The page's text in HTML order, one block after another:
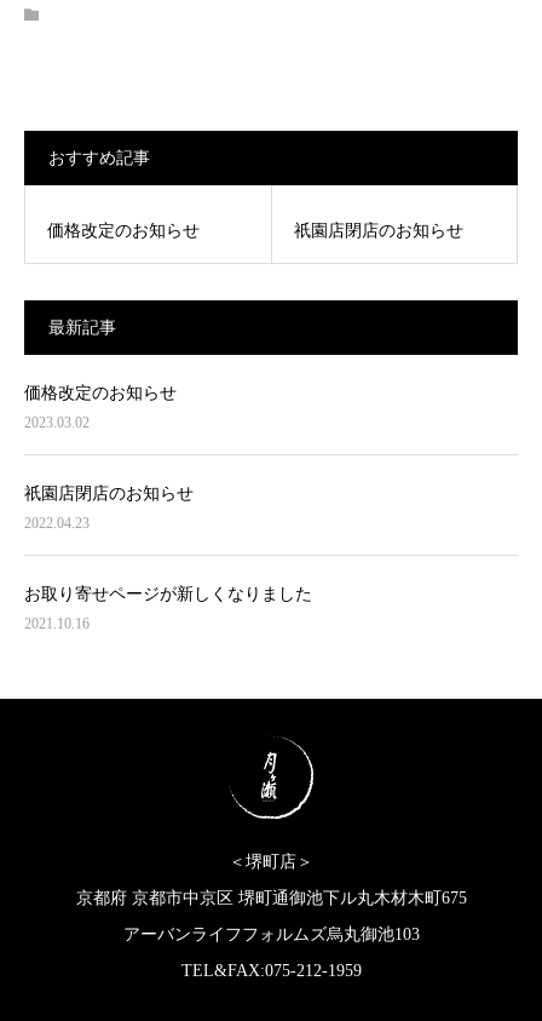
おすすめ記事
価格改定のお知らせ 祇園店閉店のお知らせ
最新記事
価格改定のお知らせ
2023.03.02
祇園店閉店のお知らせ
2022.04.23
お取り寄せページが新しくなりました
2021.10.16
＜堺町店＞
京都府 京都市中京区 堺町通御池下ル丸木材木町675
アーバンライフフォルムズ烏丸御池103
TEL&FAX:075-212-1959